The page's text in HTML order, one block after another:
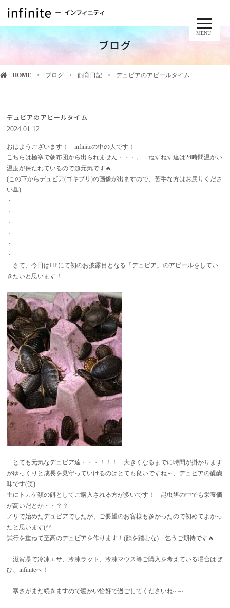
MENU
ブログ
HOME ブログ 飼育日記 デュビアのアピールタイム
デュビアのアピールタイム
2024.01.12
おはようございます！ infiniteの中の人です！
こちらは極寒で朝布団から出られません・・・。 ねずねず達は24時間温かい
温度が保たれているので超元気です🔥
(この下からデュビア(ゴキブリ)の画像が出ますので、苦手な方はお戻りくださ
い🙇)
・
・
・
・
・
・
さて、今日はHPにて初のお披露目となる「デュビア」のアピールをしてい
きたいと思います！
とても元気なデュビア達・・・！！！ 大きくなるまでに時間が掛かります
がゆっくりと成長を見守っていけるのはとても良いですね～、デュビアの醍醐
味です(笑)
主にトカゲ類の餌としてご購入される方が多いです！ 昆虫餌の中でも栄養価
が高いだとか・・？？
ノリで始めたデュビアでしたが、ご要望のお客様も多かったので初めてよかっ
たと思います(^^
試行を重ねて至高のデュビアを作ります！(韻を踏むな) 乞うご期待です🔥
滋賀県で冷凍エサ、冷凍ラット、冷凍マウス等ご購入を考えている場合はぜ
ひ、infiniteへ！
寒さがまだ続きますので暖かい恰好で過ごしてくださいね~~~